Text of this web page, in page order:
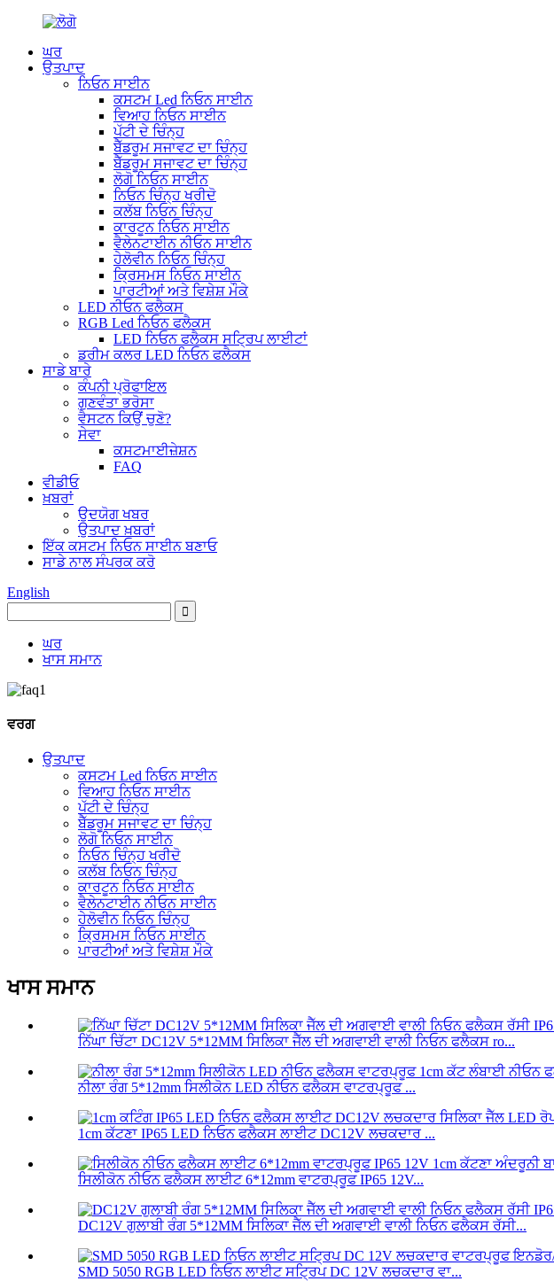
ਘਰ
ਉਤਪਾਦ
ਨਿਓਨ ਸਾਈਨ
ਕਸਟਮ Led ਨਿਓਨ ਸਾਈਨ
ਵਿਆਹ ਨਿਓਨ ਸਾਈਨ
ਪੱਟੀ ਦੇ ਚਿੰਨ੍ਹ
ਬੈੱਡਰੂਮ ਸਜਾਵਟ ਦਾ ਚਿੰਨ੍ਹ
ਬੈੱਡਰੂਮ ਸਜਾਵਟ ਦਾ ਚਿੰਨ੍ਹ
ਲੋਗੋ ਨਿਓਨ ਸਾਈਨ
ਨਿਓਨ ਚਿੰਨ੍ਹ ਖਰੀਦੋ
ਕਲੱਬ ਨਿਓਨ ਚਿੰਨ੍ਹ
ਕਾਰਟੂਨ ਨਿਓਨ ਸਾਈਨ
ਵੈਲੇਨਟਾਈਨ ਨੀਓਨ ਸਾਈਨ
ਹੇਲੋਵੀਨ ਨਿਓਨ ਚਿੰਨ੍ਹ
ਕ੍ਰਿਸਮਸ ਨਿਓਨ ਸਾਈਨ
ਪਾਰਟੀਆਂ ਅਤੇ ਵਿਸ਼ੇਸ਼ ਮੌਕੇ
LED ਨੀਓਨ ਫਲੈਕਸ
RGB Led ਨਿਓਨ ਫਲੈਕਸ
LED ਨਿਓਨ ਫਲੈਕਸ ਸਟ੍ਰਿਪ ਲਾਈਟਾਂ
ਡਰੀਮ ਕਲਰ LED ਨਿਓਨ ਫਲੈਕਸ
ਸਾਡੇ ਬਾਰੇ
ਕੰਪਨੀ ਪ੍ਰੋਫਾਇਲ
ਗੁਣਵੰਤਾ ਭਰੋਸਾ
ਵੈਸਟਨ ਕਿਉਂ ਚੁਣੋ?
ਸੇਵਾ
ਕਸਟਮਾਈਜ਼ੇਸ਼ਨ
FAQ
ਵੀਡੀਓ
ਖ਼ਬਰਾਂ
ਉਦਯੋਗ ਖਬਰ
ਉਤਪਾਦ ਖ਼ਬਰਾਂ
ਇੱਕ ਕਸਟਮ ਨਿਓਨ ਸਾਈਨ ਬਣਾਓ
ਸਾਡੇ ਨਾਲ ਸੰਪਰਕ ਕਰੋ
English
ਘਰ
ਖਾਸ ਸਮਾਨ
ਵਰਗ
ਉਤਪਾਦ
ਕਸਟਮ Led ਨਿਓਨ ਸਾਈਨ
ਵਿਆਹ ਨਿਓਨ ਸਾਈਨ
ਪੱਟੀ ਦੇ ਚਿੰਨ੍ਹ
ਬੈੱਡਰੂਮ ਸਜਾਵਟ ਦਾ ਚਿੰਨ੍ਹ
ਲੋਗੋ ਨਿਓਨ ਸਾਈਨ
ਨਿਓਨ ਚਿੰਨ੍ਹ ਖਰੀਦੋ
ਕਲੱਬ ਨਿਓਨ ਚਿੰਨ੍ਹ
ਕਾਰਟੂਨ ਨਿਓਨ ਸਾਈਨ
ਵੈਲੇਨਟਾਈਨ ਨੀਓਨ ਸਾਈਨ
ਹੇਲੋਵੀਨ ਨਿਓਨ ਚਿੰਨ੍ਹ
ਕ੍ਰਿਸਮਸ ਨਿਓਨ ਸਾਈਨ
ਪਾਰਟੀਆਂ ਅਤੇ ਵਿਸ਼ੇਸ਼ ਮੌਕੇ
ਖਾਸ ਸਮਾਨ
ਨਿੱਘਾ ਚਿੱਟਾ DC12V 5*12MM ਸਿਲਿਕਾ ਜੈੱਲ ਦੀ ਅਗਵਾਈ ਵਾਲੀ ਨਿਓਨ ਫਲੈਕਸ ro...
ਨੀਲਾ ਰੰਗ 5*12mm ਸਿਲੀਕੋਨ LED ਨੀਓਨ ਫਲੈਕਸ ਵਾਟਰਪ੍ਰੂਫ ...
1cm ਕੱਟਣਾ IP65 LED ਨਿਓਨ ਫਲੈਕਸ ਲਾਈਟ DC12V ਲਚਕਦਾਰ ...
ਸਿਲੀਕੋਨ ਨੀਓਨ ਫਲੈਕਸ ਲਾਈਟ 6*12mm ਵਾਟਰਪ੍ਰੂਫ IP65 12V...
DC12V ਗੁਲਾਬੀ ਰੰਗ 5*12MM ਸਿਲਿਕਾ ਜੈੱਲ ਦੀ ਅਗਵਾਈ ਵਾਲੀ ਨਿਓਨ ਫਲੈਕਸ ਰੱਸੀ...
SMD 5050 RGB LED ਨਿਓਨ ਲਾਈਟ ਸਟ੍ਰਿਪ DC 12V ਲਚਕਦਾਰ ਵਾ...